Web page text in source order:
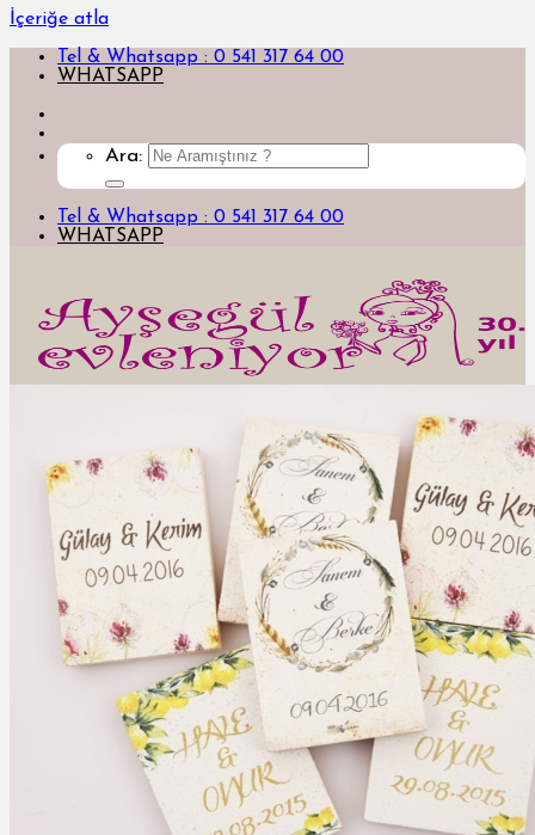
İçeriğe atla
Tel & Whatsapp : 0 541 317 64 00
WHATSAPP
Ara:
Tel & Whatsapp : 0 541 317 64 00
WHATSAPP
Davetiye
Yeni Tasarım Davetiye ve Hediyeler
Özel Tasarım Davetiyeler
Lazer Kesimli Davetiyeler
3 Boyutlu 3d davetiyeler
Pleksi Davetiyeler
Kutulu Davetiyeler
Yurt Dışı Tasarım Davetiyeler
Bar & Bat Mitzvah Davetiyeler
Kumaş Davetiyeler
Ahşap Davetiyeler
Şişe Davetiyeler
Temalı Davetiyeler